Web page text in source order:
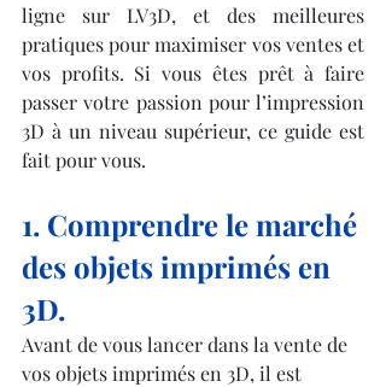
ligne sur LV3D, et des meilleures
pratiques pour maximiser vos ventes et
vos profits. Si vous êtes prêt à faire
passer votre passion pour l’impression
3D à un niveau supérieur, ce guide est
fait pour vous.
1. Comprendre le marché
des objets imprimés en
3D.
Avant de vous lancer dans la vente de
vos objets imprimés en 3D, il est